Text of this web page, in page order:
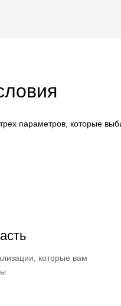
параметров, которые
которые вам